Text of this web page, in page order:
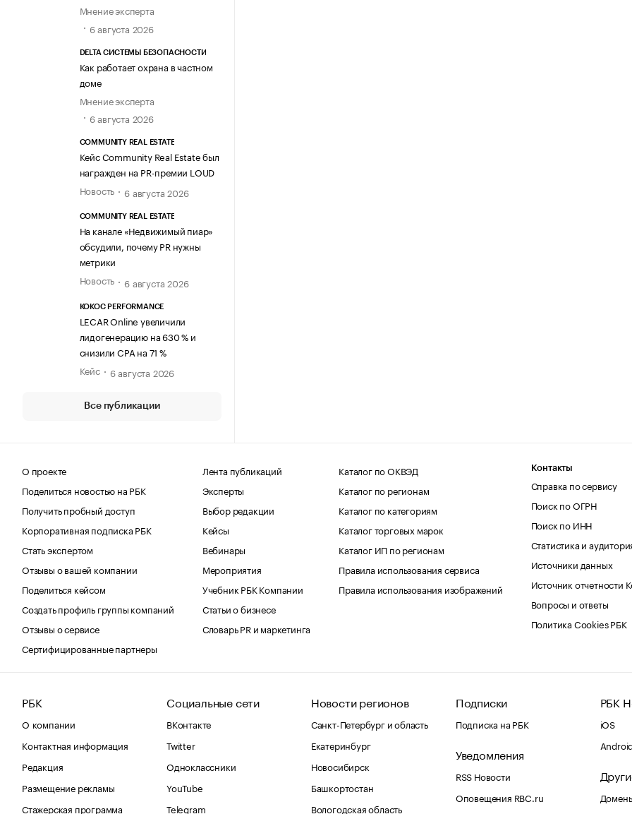
Мнение эксперта
6 августа 2026
DELTA СИСТЕМЫ БЕЗОПАСНОСТИ
Как работает охрана в частном
доме
Мнение эксперта
6 августа 2026
COMMUNITY REAL ESTATE
Кейс Community Real Estate был
награжден на PR-премии LOUD
Новость
6 августа 2026
COMMUNITY REAL ESTATE
На канале «Недвижимый пиар»
обсудили, почему PR нужны
метрики
Новость
6 августа 2026
KOKOC PERFORMANCE
LECAR Online увеличили
лидогенерацию на 630 % и
снизили CPA на 71 %
Кейс
6 августа 2026
Все публикации
О проекте
Поделиться новостью на РБК
Получить пробный доступ
Корпоративная подписка РБК
Стать экспертом
Отзывы о вашей компании
Поделиться кейсом
Создать профиль группы компаний
Отзывы о сервисе
Сертифицированные партнеры
Лента публикаций
Эксперты
Выбор редакции
Кейсы
Вебинары
Мероприятия
Учебник РБК Компании
Статьи о бизнесе
Словарь PR и маркетинга
Каталог по ОКВЭД
Каталог по регионам
Каталог по категориям
Каталог торговых марок
Каталог ИП по регионам
Правила использования сервиса
Правила использования изображений
Контакты
Справка по сервису
Поиск по ОГРН
Поиск по ИНН
Статистика и
Источники данных
Источник отчетности
Вопросы и ответы
Политика Cookies РБК
РБК
О компании
Контактная информация
Редакция
Размещение рекламы
Стажерская программа
Социальные сети
ВКонтакте
Twitter
Одноклассники
YouTube
Telegram
Новости регионов
Санкт-Петербург и область
Екатеринбург
Новосибирск
Башкортостан
Вологодская область
Подписки
Подписка на РБК
Уведомления
RSS Новости
Оповещения RBC.ru
РБК
iOS